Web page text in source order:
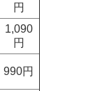
円
1,090
円
990円